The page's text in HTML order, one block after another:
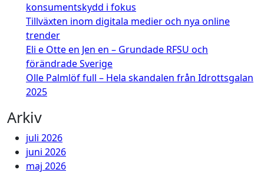
konsumentskydd i fokus
Tillväxten inom digitala medier och nya online
trender
Eli e Otte en Jen en – Grundade RFSU och
förändrade Sverige
Olle Palmlöf full – Hela skandalen från Idrottsgalan
2025
Arkiv
juli 2026
juni 2026
maj 2026